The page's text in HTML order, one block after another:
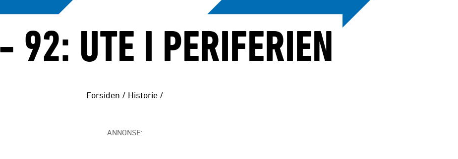
92: UTE I PERIFERIEN
Forsiden / Historie /
ANNONSE: